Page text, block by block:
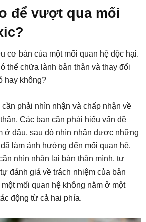
để vượt qua mối
cơ bản của một mối quan hệ độc hại.
thể chữa lành bản thân và thay đổi
hay không?
phải nhìn nhận và chấp nhận về
Các bạn cần phải hiểu vấn đề
ở đâu, sau đó nhìn nhận được những
làm ảnh hưởng đến mối quan hệ.
nhìn nhận lại bản thân mình, tự
đánh giá về trách nhiệm của bản
mối quan hệ không nằm ở một
động từ cả hai phía.